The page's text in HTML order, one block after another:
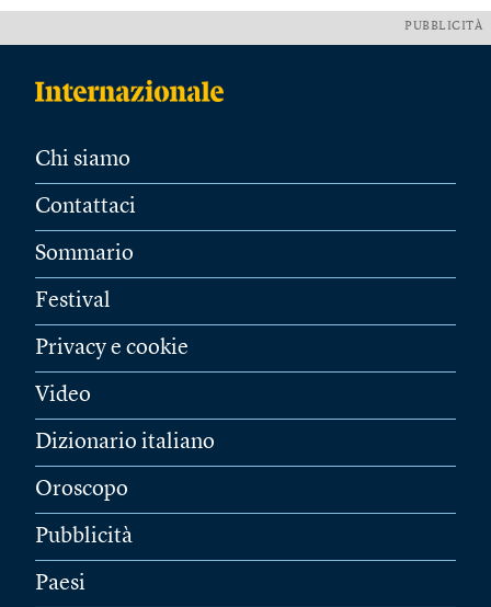
PUBBLICITÀ
Chi siamo
Contattaci
Sommario
Festival
Privacy e cookie
Video
Dizionario italiano
Oroscopo
Pubblicità
Paesi